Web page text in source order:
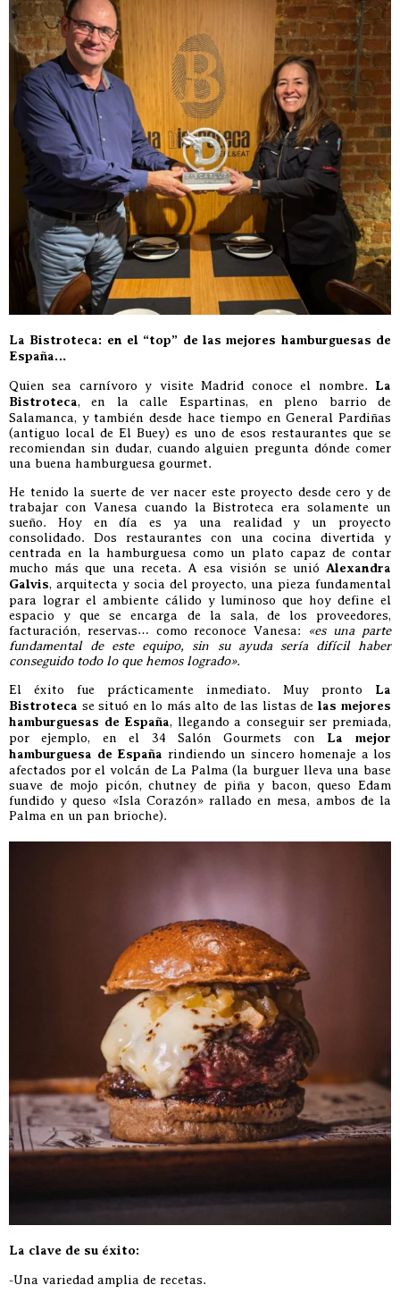
La Bistroteca: en el “top” de las mejores hamburguesas de
España…
Quien sea carnívoro y visite Madrid conoce el nombre. La
Bistroteca, en la calle Espartinas, en pleno barrio de
Salamanca, y también desde hace tiempo en General Pardiñas
(antiguo local de El Buey) es uno de esos restaurantes que se
recomiendan sin dudar, cuando alguien pregunta dónde comer
una buena hamburguesa gourmet.
He tenido la suerte de ver nacer este proyecto desde cero y de
trabajar con Vanesa cuando la Bistroteca era solamente un
sueño. Hoy en día es ya una realidad y un proyecto
consolidado. Dos restaurantes con una cocina divertida y
centrada en la hamburguesa como un plato capaz de contar
mucho más que una receta. A esa visión se unió Alexandra
Galvis, arquitecta y socia del proyecto, una pieza fundamental
para lograr el ambiente cálido y luminoso que hoy define el
espacio y que se encarga de la sala, de los proveedores,
facturación, reservas… como reconoce Vanesa:
«es una parte
fundamental de este equipo, sin su ayuda sería difícil haber
conseguido todo lo que hemos logrado».
El éxito fue prácticamente inmediato. Muy pronto La
Bistroteca se situó en lo más alto de las listas de las mejores
hamburguesas de España, llegando a conseguir ser premiada,
por ejemplo, en el 34 Salón Gourmets con La mejor
hamburguesa de España rindiendo un sincero homenaje a los
afectados por el volcán de La Palma (la burguer lleva una base
suave de mojo picón, chutney de piña y bacon, queso Edam
fundido y queso «Isla Corazón» rallado en mesa, ambos de la
Palma en un pan brioche).
La clave de su éxito:
-Una variedad amplia de recetas.